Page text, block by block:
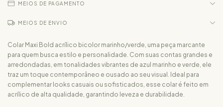
MEIOS DE PAGAMENTO
MEIOS DE ENVIO
Colar Maxi Bold acrílico bicolor marinho/verde, uma peça marcante
para quem busca estilo e personalidade. Com suas contas grandes e
arredondadas, em tonalidades vibrantes de azul marinho e verde, ele
traz um toque contemporâneo e ousado ao seu visual. Ideal para
complementar looks casuais ou sofisticados, esse colar é feito em
acrílico de alta qualidade, garantindo leveza e durabilidade.